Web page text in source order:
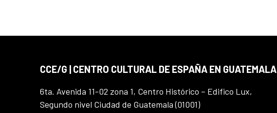
CCE/G | CENTRO CULTURAL DE ESPAÑA EN GUATEMALA
6ta. Avenida 11-02 zona 1, Centro Histórico – Edifico Lux,
Segundo nivel Ciudad de Guatemala (01001)